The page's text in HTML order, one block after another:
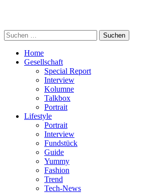
Suchen
nach:
Home
Gesellschaft
Special Report
Interview
Kolumne
Talkbox
Portrait
Lifestyle
Portrait
Interview
Fundstück
Guide
Yummy
Fashion
Trend
Tech-News